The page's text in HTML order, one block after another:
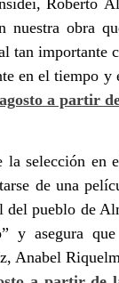
nuestra obra
importante
en el tiempo
a partir
la selección en
de una
del pueblo de
y asegura
Anabel